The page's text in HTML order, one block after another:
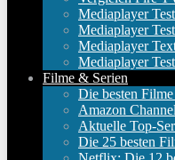
Mediaplayer
Mediaplayer
Mediaplayer
Mediaplayer
Filme & Serien
Die besten
Amazon
Aktuelle Top-
Die 25 besten